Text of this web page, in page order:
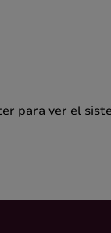
ver el